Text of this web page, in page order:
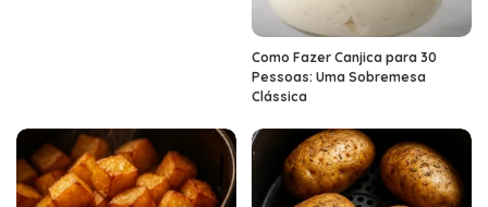
Como Fazer Canjica para 30
Pessoas: Uma Sobremesa
Clássica